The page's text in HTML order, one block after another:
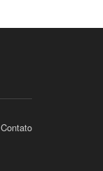
Contato